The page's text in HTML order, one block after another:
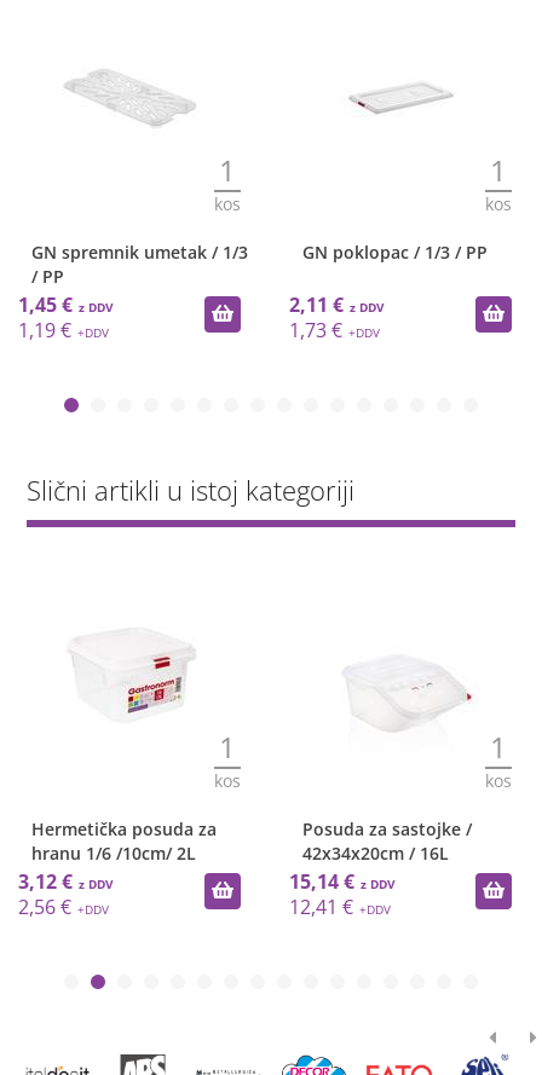
1
kos
GN spremnik umetak / 1/3
/ PP
1,45 €
1,19 €
1
kos
GN poklopac / 1/3 / PP
2,11 €
1,73 €
Slični artikli u istoj kategoriji
1
kos
Hermetička posuda za
hranu 1/6 /10cm/ 2L
3,12 €
2,56 €
1
kos
Posuda za sastojke /
42x34x20cm / 16L
15,14 €
12,41 €